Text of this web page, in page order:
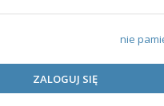
nie
ZALOGUJ SIĘ